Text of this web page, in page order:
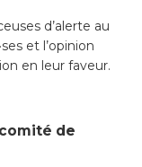
d’alerte au
et l’opinion
en leur faveur.
de